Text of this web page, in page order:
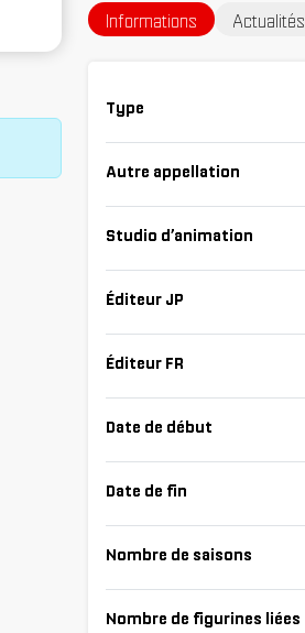
Informations Actualités
Type
Autre appellation
Studio d’animation
Éditeur JP
Éditeur FR
Date de début
Date de fin
Nombre de saisons
Nombre de figurines liées